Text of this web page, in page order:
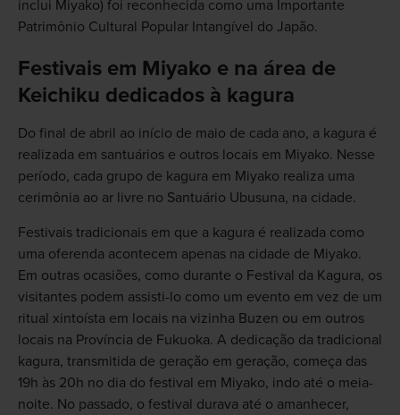
inclui Miyako) foi reconhecida como uma Importante
Patrimônio Cultural Popular Intangível do Japão.
Festivais em Miyako e na área de
Keichiku dedicados à kagura
Do final de abril ao início de maio de cada ano, a kagura é
realizada em santuários e outros locais em Miyako. Nesse
período, cada grupo de kagura em Miyako realiza uma
cerimônia ao ar livre no Santuário Ubusuna, na cidade.
Festivais tradicionais em que a kagura é realizada como
uma oferenda acontecem apenas na cidade de Miyako.
Em outras ocasiões, como durante o Festival da Kagura, os
visitantes podem assisti-lo como um evento em vez de um
ritual xintoísta em locais na vizinha Buzen ou em outros
locais na Província de Fukuoka. A dedicação da tradicional
kagura, transmitida de geração em geração, começa das
19h às 20h no dia do festival em Miyako, indo até o meia-
noite. No passado, o festival durava até o amanhecer,